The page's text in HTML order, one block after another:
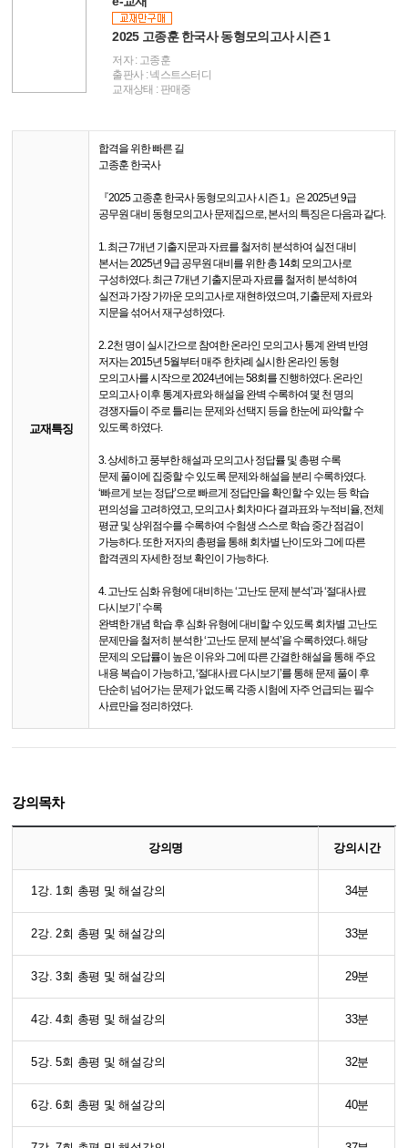
2025 고종훈 한국사 동형모의고사 시즌 1
저자 : 고종훈
출판사 : 넥스트스터디
교재상태 : 판매중
교재특징
합격을 위한 빠른 길
고종훈 한국사
『2025 고종훈 한국사 동형모의고사 시즌 1』은 2025년 9급
공무원 대비 동형모의고사 문제집으로, 본서의 특징은 다음과 같다.
1. 최근 7개년 기출지문과 자료를 철저히 분석하여 실전 대비
본서는 2025년 9급 공무원 대비를 위한 총 14회 모의고사로
구성하였다. 최근 7개년 기출지문과 자료를 철저히 분석하여
실전과 가장 가까운 모의고사로 재현하였으며, 기출문제 자료와
지문을 섞어서 재구성하였다.
2. 2천 명이 실시간으로 참여한 온라인 모의고사 통계 완벽 반영
저자는 2015년 5월부터 매주 한차례 실시한 온라인 동형
모의고사를 시작으로 2024년에는 58회를 진행하였다. 온라인
모의고사 이후 통계자료와 해설을 완벽 수록하여 몇 천 명의
경쟁자들이 주로 틀리는 문제와 선택지 등을 한눈에 파악할 수
있도록 하였다.
3. 상세하고 풍부한 해설과 모의고사 정답률 및 총평 수록
문제 풀이에 집중할 수 있도록 문제와 해설을 분리 수록하였다.
‘빠르게 보는 정답’으로 빠르게 정답만을 확인할 수 있는 등 학습
편의성을 고려하였고, 모의고사 회차마다 결과표와 누적비율, 전체
평균 및 상위점수를 수록하여 수험생 스스로 학습 중간 점검이
가능하다. 또한 저자의 총평을 통해 회차별 난이도와 그에 따른
합격권의 자세한 정보 확인이 가능하다.
4. 고난도 심화 유형에 대비하는 ‘고난도 문제 분석’과 ‘절대사료
다시보기’ 수록
완벽한 개념 학습 후 심화 유형에 대비할 수 있도록 회차별 고난도
문제만을 철저히 분석한 ‘고난도 문제 분석’을 수록하였다. 해당
문제의 오답률이 높은 이유와 그에 따른 간결한 해설을 통해 주요
내용 복습이 가능하고, ‘절대사료 다시보기’를 통해 문제 풀이 후
단순히 넘어가는 문제가 없도록 각종 시험에 자주 언급되는 필수
사료만을 정리하였다.
강의목차
강의명 강의시간
1강. 1회 총평 및 해설강의 34분
2강. 2회 총평 및 해설강의 33분
3강. 3회 총평 및 해설강의 29분
4강. 4회 총평 및 해설강의 33분
5강. 5회 총평 및 해설강의 32분
6강. 6회 총평 및 해설강의 40분